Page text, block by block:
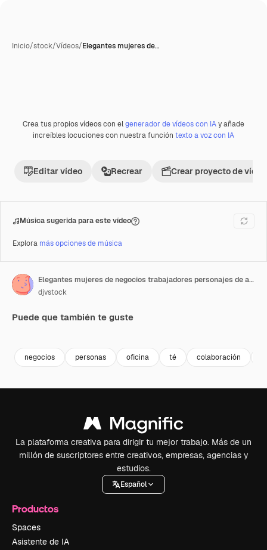
Inicio/stock/Vídeos/Elegantes mujeres de…
Premium
Crea tus propios vídeos con elgenerador de vídeos con IAy añade
increíbles locuciones con nuestra función texto a voz con IA
Editar vídeo Recrear Crear proyecto de vídeo
Música sugerida para este vídeo
Explora más opciones de música
Elegantes mujeres de negocios trabajadores personajes de animación
djvstock
Puede que también te guste
negocios personas oficina té colaboración
La plataforma creativa para dirigir tu mejor trabajo. Más de un
millón de suscriptores entre creativos, empresas, agencias y
estudios.
Español
Productos
Spaces
Asistente de IA